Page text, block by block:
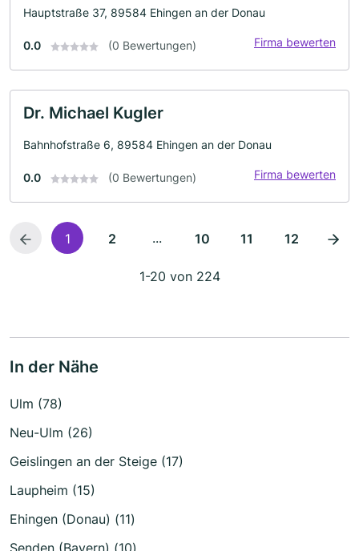
Hauptstraße 37, 89584 Ehingen an der Donau
0.0 (0 Bewertungen) Firma bewerten
Dr. Michael Kugler
Bahnhofstraße 6, 89584 Ehingen an der Donau
0.0 (0 Bewertungen) Firma bewerten
1 2 ... 10 11 12
1-20 von 224
In der Nähe
Ulm (78)
Neu-Ulm (26)
Geislingen an der Steige (17)
Laupheim (15)
Ehingen (Donau) (11)
Senden (Bayern) (10)